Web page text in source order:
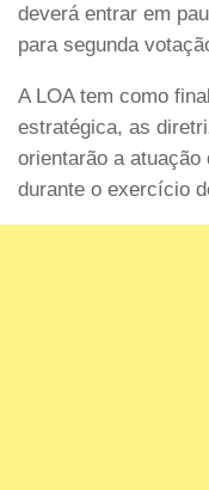
deverá entrar em
para segunda
A LOA tem como
estratégica, as
orientarão a atuação
durante o exercício